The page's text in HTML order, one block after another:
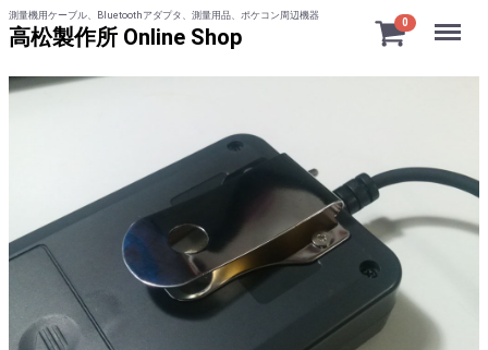
測量機用ケーブル、Bluetoothアダプタ、測量用品、ポケコン周辺機器
高松製作所 Online Shop
0 Menu